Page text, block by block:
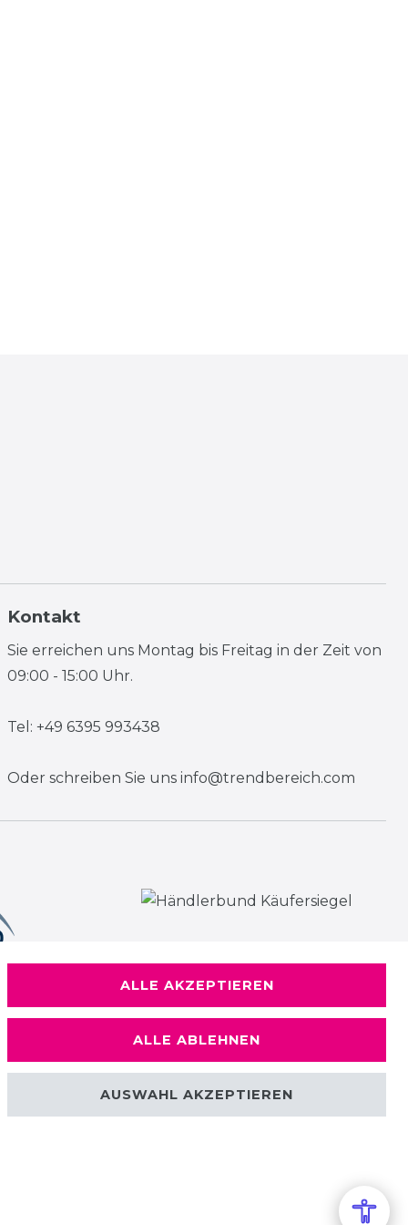
Kontakt
Sie erreichen uns Montag bis Freitag in der Zeit von
09:00 - 15:00 Uhr.
Tel: +49 6395 993438
Oder schreiben Sie uns info@trendbereich.com
ALLE AKZEPTIEREN
ALLE ABLEHNEN
AUSWAHL AKZEPTIEREN